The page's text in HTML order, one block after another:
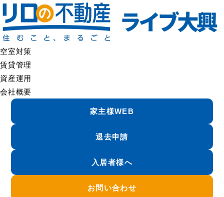
空室対策
賃貸管理
資産運用
会社概要
家主様WEB
退去申請
入居者様へ
お問い合わせ
管理 & メンテナンス
Management and Maintenance
LIVEDAIKO
物件の寿命は、
管理の質で決まります。
巡回・点検・修繕・トラブル対応まで、